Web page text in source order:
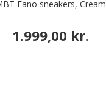
Fano sneakers, Cream
1.999,00 kr.